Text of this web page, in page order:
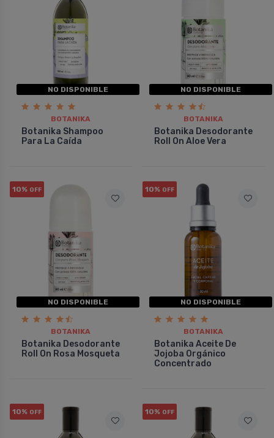
NO DISPONIBLE
BOTANIKA
Botanika Shampoo
Para La Caí­da
NO DISPONIBLE
BOTANIKA
Botanika Desodorante
Roll On Aloe Vera
10% OFF
NO DISPONIBLE
BOTANIKA
Botanika Desodorante
Roll On Rosa Mosqueta
10% OFF
NO DISPONIBLE
BOTANIKA
Botanika Aceite De
Jojoba Orgánico
Concentrado
10% OFF 10% OFF